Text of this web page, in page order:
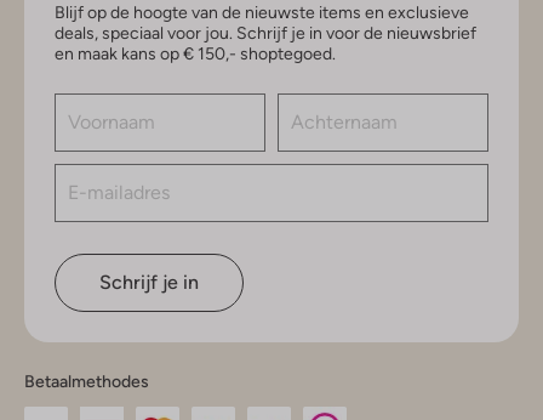
Blijf op de hoogte van de nieuwste items en exclusieve
deals, speciaal voor jou. Schrijf je in voor de nieuwsbrief
en maak kans op € 150,- shoptegoed.
Schrijf je in
Betaalmethodes